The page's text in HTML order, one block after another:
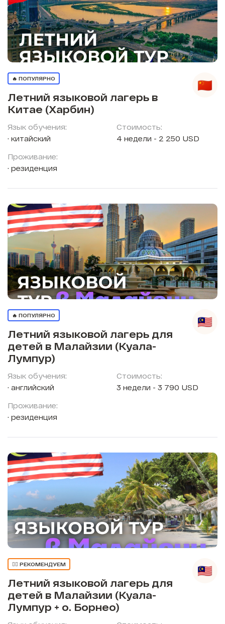
🔥 ПОПУЛЯРНО
Летний языковой лагерь в
Китае (Харбин)
Язык обучения:
китайский
Проживание:
резиденция
Стоимость:
4 недели - 2 250 USD
🔥 ПОПУЛЯРНО
Летний языковой лагерь для
детей в Малайзии (Куала-
Лумпур)
Язык обучения:
английский
Проживание:
резиденция
Стоимость:
3 недели - 3 790 USD
👍🏼 РЕКОМЕНДУЕМ
Летний языковой лагерь для
детей в Малайзии (Куала-
Лумпур + о. Борнео)